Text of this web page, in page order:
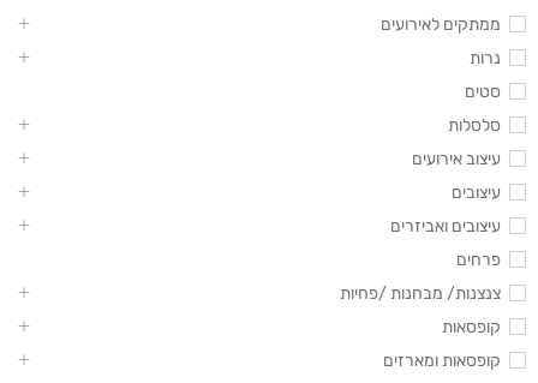
ממתקים לאירועים
נרות
סטים
סלסלות
עיצוב אירועים
עיצובים
עיצובים ואביזרים
פרחים
צנצנות/ מבחנות /פחיות
קופסאות
קופסאות ומארזים